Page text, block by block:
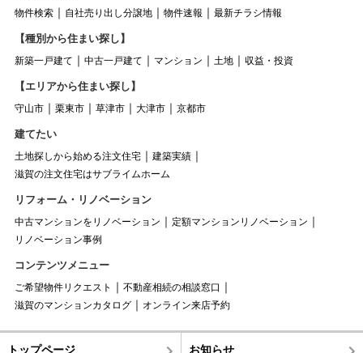
物件検索 自社売り出し分譲地 物件速報 最新チラシ情報
【種別から住まい探し】
新築一戸建て 中古一戸建て マンション 土地 収益・投資
【エリアから住まい探し】
守山市 栗東市 草津市 大津市 京都市
建てたい
土地探しから始める注文住宅
建築実績
滋賀の注文住宅はサブライムホーム
リフォーム・リノベーション
中古マンションをリノベーション
定額マンションリノベーション
リノベーション事例
コンテンツメニュー
ご希望物件リクエスト
不動産相続の相談窓口
滋賀のマンションカタログ
オンライン来店予約
トップページ お知らせ